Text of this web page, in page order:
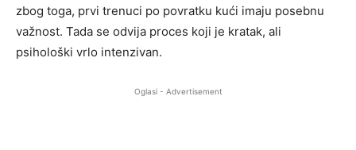
zbog toga, prvi trenuci po povratku kući imaju posebnu
važnost. Tada se odvija proces koji je kratak, ali
psihološki vrlo intenzivan.
Oglasi - Advertisement